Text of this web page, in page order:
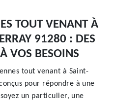
TOUT VENANT À
91280 : DES
VOS BESOINS
tout venant à Saint-
pour répondre à une
un particulier, une